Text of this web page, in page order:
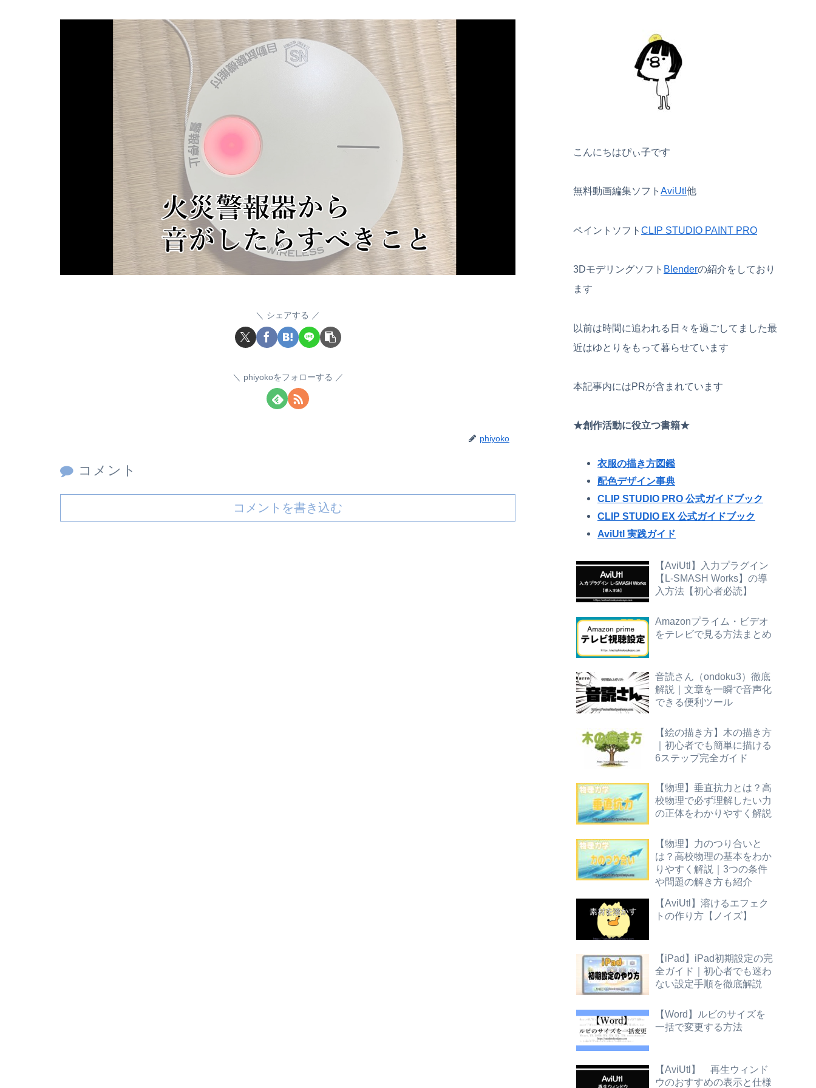
シェアする
phiyokoをフォローする
phiyoko
コメント
コメントを書き込む
こんにちはぴぃ子です
無料動画編集ソフト AviUtl他
ペイントソフト CLIP STUDIO PAINT PRO
3Dモデリングソフト Blenderの紹介をしており
ます
以前は時間に追われる日々を過ごしてました最
近はゆとりをもって暮らせています
本記事内にはPRが含まれています
★創作活動に役立つ書籍★
衣服の描き方図鑑
配色デザイン事典
CLIP STUDIO PRO 公式ガイドブック
CLIP STUDIO EX 公式ガイドブック
AviUtl 実践ガイド
【AviUtl】入力プラグイン
【L-SMASH Works】の導
入方法【初心者必読】
Amazonプライム・ビデオ
をテレビで見る方法まとめ
音読さん（ondoku3）徹底
解説｜文章を一瞬で音声化
できる便利ツール
【絵の描き方】木の描き方
｜初心者でも簡単に描ける
6ステップ完全ガイド
【物理】垂直抗力とは？高
校物理で必ず理解したい力
の正体をわかりやすく解説
【物理】力のつり合いと
は？高校物理の基本をわか
りやすく解説｜3つの条件
や問題の解き方も紹介
【AviUtl】溶けるエフェク
トの作り方【ノイズ】
【iPad】iPad初期設定の完
全ガイド｜初心者でも迷わ
ない設定手順を徹底解説
【Word】ルビのサイズを
一括で変更する方法
【AviUtl】 再生ウィンド
ウのおすすめの表示と仕様